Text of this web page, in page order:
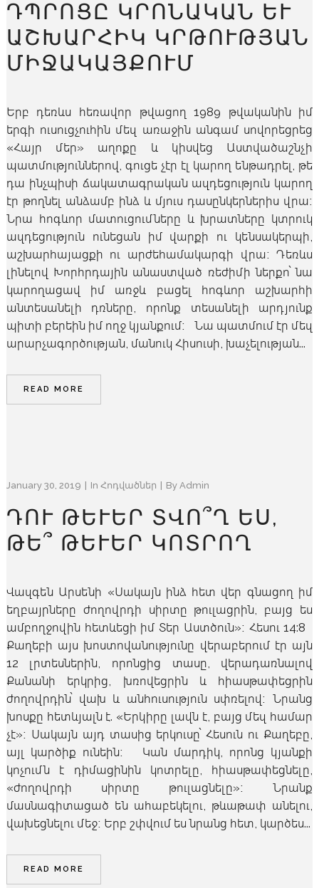
ԴՊՐՈՑԸ ԿՐՈՆԱԿԱՆ ԵՒ Ա
ՇԽԱՐՀԻԿ ԿՐԹՈՒԹՅԱՆ Մ
ԻՋԱԿԱՅՔՈՒՄ
Երբ դեռևս հեռավոր թվացող 1989 թվականին իմ
երգի ուսուցչուհին մեզ առաջին անգամ սովորեցրեց
«Հայր մեր» աղոքը և կիսվեց Աստվածաշնչի
պատմություններով, գուցե չէր էլ կարող ենթադրել, թե
դա ինչպիսի ճակատագրական ազդեցություն կարող
էր թողնել անձամբ ինձ և մյուս դասընկերներիս վրա։
Նրա հոգևոր մատուցումները և խրատները կտրուկ
ազդեցություն ունեցան իմ վարքի ու կենսակերպի,
աշխարհայացքի ու արժեհամակարգի վրա։ Դեռևս
լինելով Խորհրդային անաստված ռեժիմի ներքո՝ նա
կարողացավ իմ առջև բացել հոգևոր աշխարհի
անտեսանելի դռները, որոնք տեսանելի արդյունք
պիտի բերեին իմ ողջ կյանքում։ Նա պատմում էր մեզ
արարչագործության, մանուկ Հիսուսի, խաչելության...
READ MORE
January 30, 2019 In Հոդվածներ By Admin
ԴՈՒ ԹԵՒԵՐ ՏՎՈ՞Ղ ԵՍ, Թ
Ե՞ ԹԵՒԵՐ ԿՈՏՐՈՂ
Վազգեն Արսենի «Սակայն ինձ հետ վեր գնացող իմ
եղբայրները ժողովրդի սիրտը թուլացրին, բայց ես
ամբողջովին հետևեցի իմ Տեր Աստծուն»։ Հեսու 14:8
Քաղեբի այս խոստովանությունը վերաբերում էր այն
12 լրտեսներին, որոնցից տասը, վերադառնալով
Քանանի երկրից, խռովեցրին և հիասթափեցրին
ժողովրդին՝ վախ և անհուսություն սփռելով։ Նրանց
խոսքը հետևյալն է. «Երկիրը լավն է, բայց մեզ համար
չէ»։ Սակայն այդ տասից երկուսը՝ Հեսուն ու Քաղեբը,
այլ կարծիք ունեին։ Կան մարդիկ, որոնց կյանքի
կոչումն է դիմացինին կոտրելը, հիասթափեցնելը,
«ժողովրդի սիրտը թուլացնելը»։ Նրանք
մասնագիտացած են ահաբեկելու, թևաթափ անելու,
վախեցնելու մեջ։ Երբ շփվում ես նրանց հետ, կարծես...
READ MORE